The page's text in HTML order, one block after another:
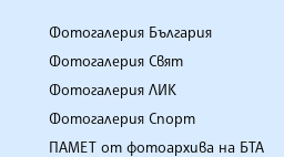
Фотогалерия България
Фотогалерия Свят
Фотогалерия ЛИК
Фотогалерия Спорт
ПАМЕТ от фотоархива на БТА